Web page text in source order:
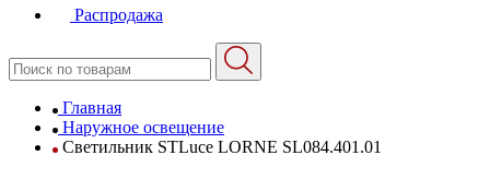
Распродажа
Главная
Наружное освещение
Светильник STLuce LORNE SL084.401.01